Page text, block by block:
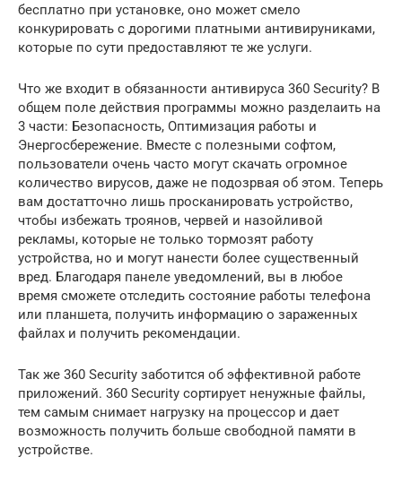
бесплатно при установке, оно может смело
конкурировать с дорогими платными антивируниками,
которые по сути предоставляют те же услуги.
Что же входит в обязанности антивируса 360 Security? В
общем поле действия программы можно разделаить на
3 части: Безопасность, Оптимизация работы и
Энергосбережение. Вместе с полезными софтом,
пользователи очень часто могут скачать огромное
количество вирусов, даже не подозрвая об этом. Теперь
вам достатточно лишь просканировать устройство,
чтобы избежать троянов, червей и назойливой
рекламы, которые не только тормозят работу
устройства, но и могут нанести более существенный
вред. Благодаря панеле уведомлений, вы в любое
время сможете отследить состояние работы телефона
или планшета, получить информацию о зараженных
файлах и получить рекомендации.
Так же 360 Security заботится об эффективной работе
приложений. 360 Security сортирует ненужные файлы,
тем самым снимает нагрузку на процессор и дает
возможность получить больше свободной памяти в
устройстве.